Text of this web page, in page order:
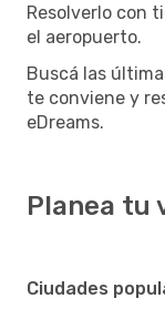
Resolverlo con
el aeropuerto.
Buscá las
te conviene y
eDreams.
Planea tu
Ciudades